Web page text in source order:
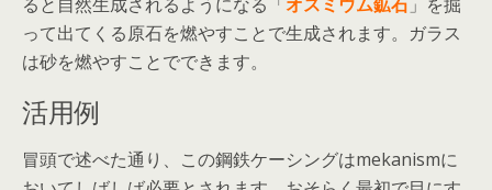
って出てくる原石を燃やすことで生成されます。ガラス
は砂を燃やすことでできます。
活用例
冒頭で述べた通り、この鋼鉄ケーシングはmekanismに